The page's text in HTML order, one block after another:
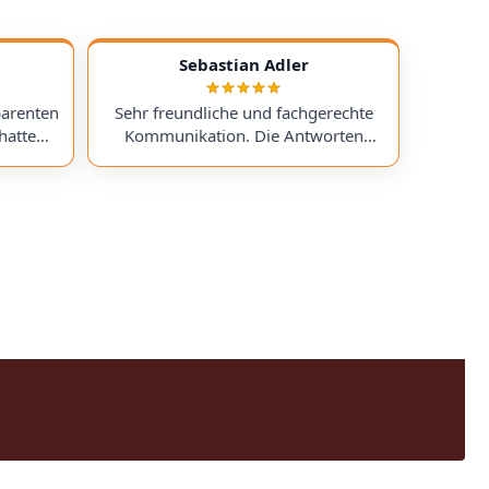
ein
I
Sebastian Adler
Sehr freundliche und fachgerechte
Kommunikation. Die Antworten